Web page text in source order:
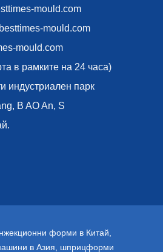
mould.com
mould.com
mould.com
в рамките на 24 часа)
индустриален парк
B AO An, S
форми в Китай
в Азия шприцформи